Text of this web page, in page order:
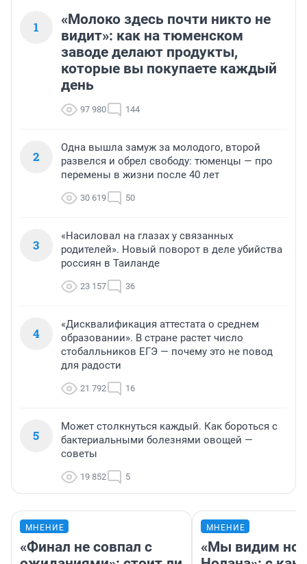
1
«Молоко здесь почти никто не
видит»: как на тюменском
заводе делают продукты,
которые вы покупаете каждый
день
97 980 144
2
Одна вышла замуж за молодого, второй
развелся и обрел свободу: тюменцы — про
перемены в жизни после 40 лет
30 619 50
3
«Насиловал на глазах у связанных
родителей». Новый поворот в деле убийства
россиян в Таиланде
23 157 36
4
«Дисквалификация аттестата о среднем
образовании». В стране растет число
стобалльников ЕГЭ — почему это не повод
для радости
21 792 16
5
Может столкнуться каждый. Как бороться с
бактериальными болезнями овощей —
советы
19 852 5
МНЕНИЕ
«Финал не совпал с
МНЕНИЕ
«Мы видим